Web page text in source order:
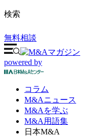
検索
無料相談
powered by
コラム
M&Aニュース
M&Aを学ぶ
M&A 用語集
日本M&A